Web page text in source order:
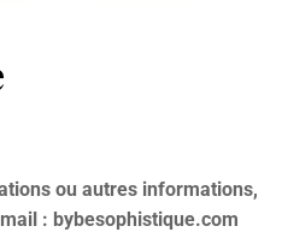
ou autres informations,
: bybesophistique.com